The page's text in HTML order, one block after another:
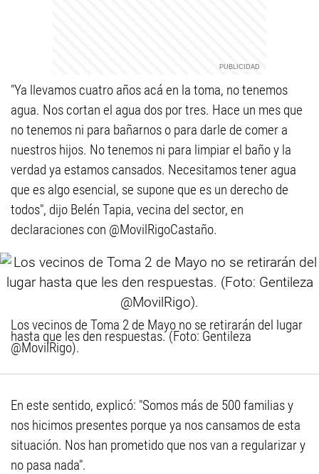
"Ya llevamos cuatro años acá en la toma, no tenemos
agua. Nos cortan el agua dos por tres. Hace un mes que
no tenemos ni para bañarnos o para darle de comer a
nuestros hijos. No tenemos ni para limpiar el baño y la
verdad ya estamos cansados. Necesitamos tener agua
que es algo esencial, se supone que es un derecho de
todos", dijo Belén Tapia, vecina del sector, en
declaraciones con @MovilRigoCastaño.
Los vecinos de Toma 2 de Mayo no se retirarán del lugar
hasta que les den respuestas. (Foto: Gentileza
@MovilRigo).
En este sentido, explicó: "Somos más de 500 familias y
nos hicimos presentes porque ya nos cansamos de esta
situación. Nos han prometido que nos van a regularizar y
no pasa nada".